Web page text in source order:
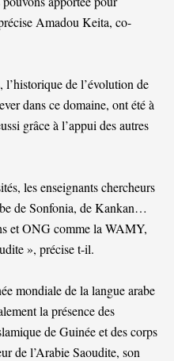
Amadou Keita, co-
de l’évolution de
dans ce domaine, ont été à
grâce à l’appui des autres
les enseignants chercheurs
de Sonfonia, de Kankan…
et ONG comme la WAMY,
», précise t-il.
mondiale de la langue arabe
la présence des
de Guinée et des corps
de l’Arabie Saoudite, son